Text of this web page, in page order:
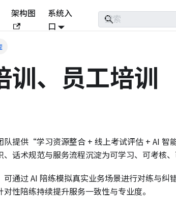
架构图
系统入
口
训、员工培训
队提供“学习资源整合 + 线上考试评估 + AI
话术规范与服务流程沉淀为可学习、可考核、
通过 AI 陪练模拟真实业务场景进行对练与纠
性陪练持续提升服务一致性与专业度。